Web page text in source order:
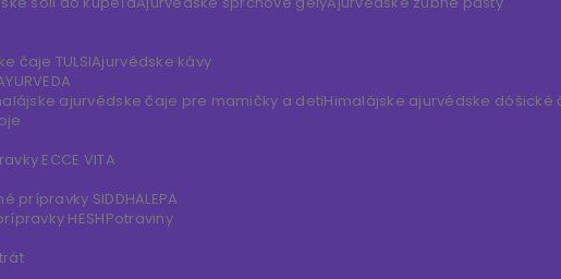
čaje TULSIAjurvédske kávy
ajurvédske čaje pre mamičky a detiHimalájske ajurvédske dóšické
ECCE VITA
prípravky SIDDHALEPA
HESHPotraviny